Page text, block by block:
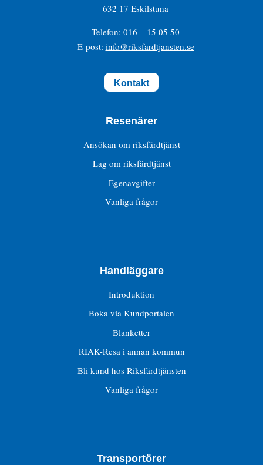
632 17 Eskilstuna
Telefon: 016 – 15 05 50
E-post: info@riksfardtjansten.se
Kontakt
Resenärer
Ansökan om riksfärdtjänst
Lag om riksfärdtjänst
Egenavgifter
Vanliga frågor
Handläggare
Introduktion
Boka via Kundportalen
Blanketter
RIAK-Resa i annan kommun
Bli kund hos Riksfärdtjänsten
Vanliga frågor
Transportörer